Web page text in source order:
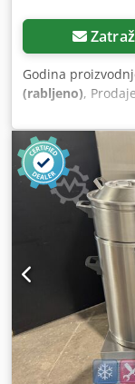
Godina
(rabljeno),
proizvodnje
uglavnom za
direktno od
inverterom za
posudom za
pokrajini
odgovornost